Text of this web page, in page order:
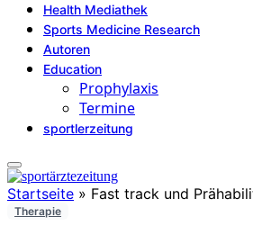
Health Mediathek
Sports Medicine Research
Autoren
Education
Prophylaxis
Termine
sportlerzeitung
Startseite » Fast track und
Therapie